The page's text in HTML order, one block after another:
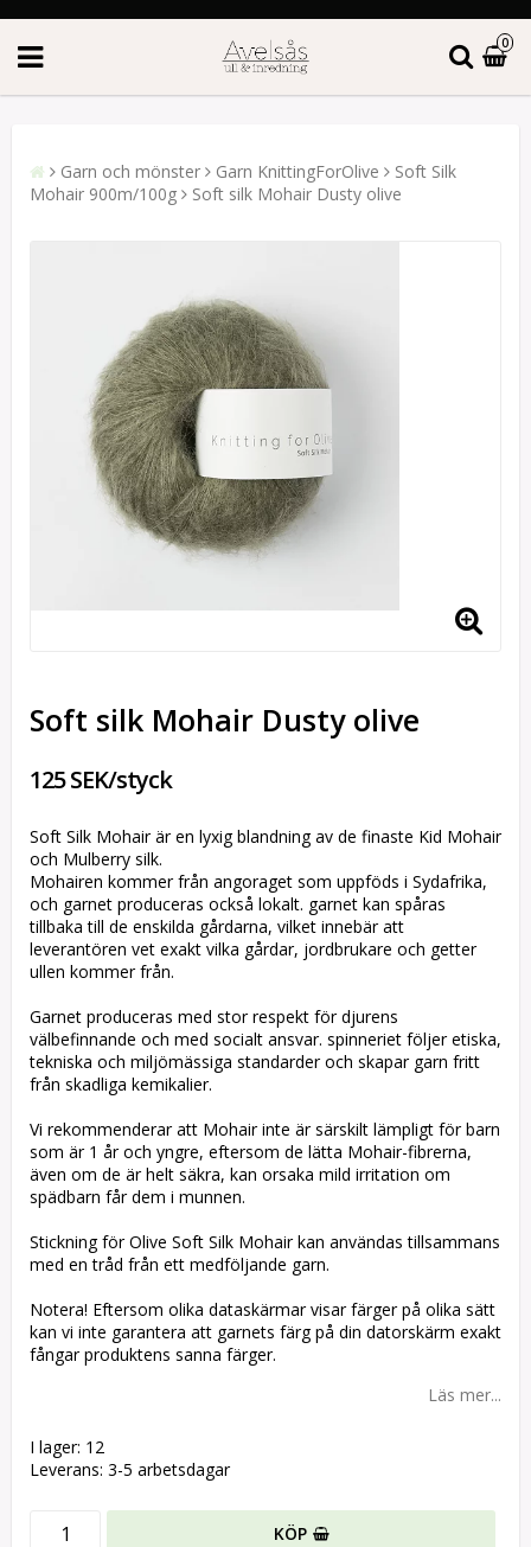
0
Garn och mönster Garn KnittingForOlive
Soft Silk
Mohair 900m/100g
Soft silk Mohair Dusty olive
Soft silk Mohair Dusty olive
125 SEK/styck
Soft Silk Mohair är en lyxig blandning av de finaste Kid Mohair
och Mulberry silk.
Mohairen kommer från angoraget som uppföds i Sydafrika,
och garnet produceras också lokalt. garnet kan spåras
tillbaka till de enskilda gårdarna, vilket innebär att
leverantören vet exakt vilka gårdar, jordbrukare och getter
ullen kommer från.
Garnet produceras med stor respekt för djurens
välbefinnande och med socialt ansvar. spinneriet följer etiska,
tekniska och miljömässiga standarder och skapar garn fritt
från skadliga kemikalier.
Vi rekommenderar att Mohair inte är särskilt lämpligt för barn
som är 1 år och yngre, eftersom de lätta Mohair-fibrerna,
även om de är helt säkra, kan orsaka mild irritation om
spädbarn får dem i munnen.
Stickning för Olive Soft Silk Mohair kan användas tillsammans
med en tråd från ett medföljande garn.
Notera! Eftersom olika dataskärmar visar färger på olika sätt
kan vi inte garantera att garnets färg på din datorskärm exakt
fångar produktens sanna färger.
Läs mer...
I lager: 12
Leverans: 3-5 arbetsdagar
KÖP